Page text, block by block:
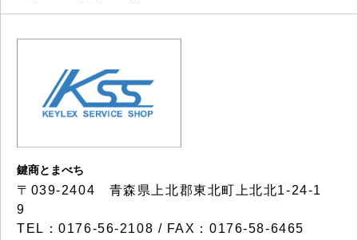
鍵商とまべち
〒039-2404 青森県上北郡東北町上北北1-24-1
9
TEL：0176-56-2108 / FAX：0176-58-6465